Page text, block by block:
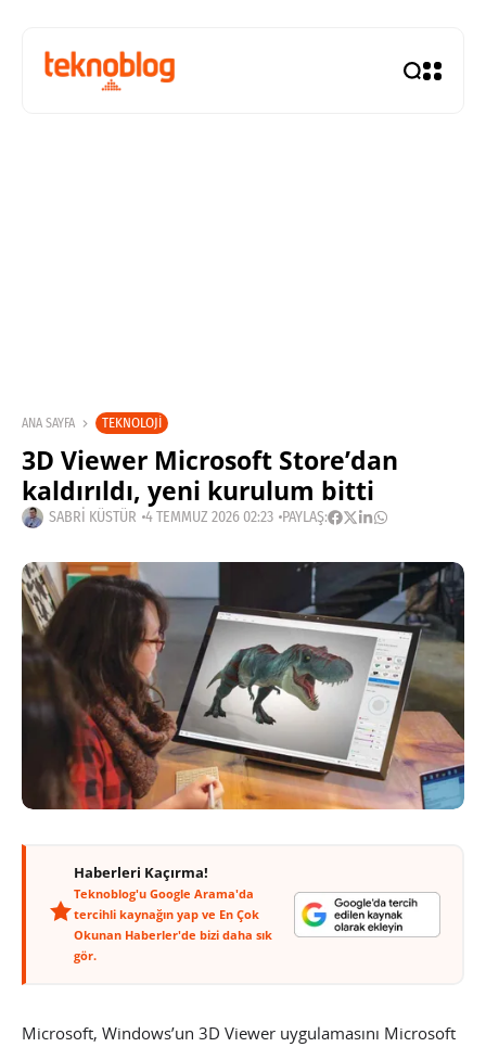
ANA SAYFA TEKNOLOJI
3D Viewer Microsoft Store’dan
kaldırıldı, yeni kurulum bitti
SABRI KÜSTÜR 4 TEMMUZ 2026 02:23 PAYLAŞ:
Haberleri Kaçırma!
Teknoblog'u Google Arama'da
tercihli kaynağın yap ve En Çok
Okunan Haberler'de bizi daha sık
gör.
Microsoft, Windows’un 3D Viewer uygulamasını Microsoft